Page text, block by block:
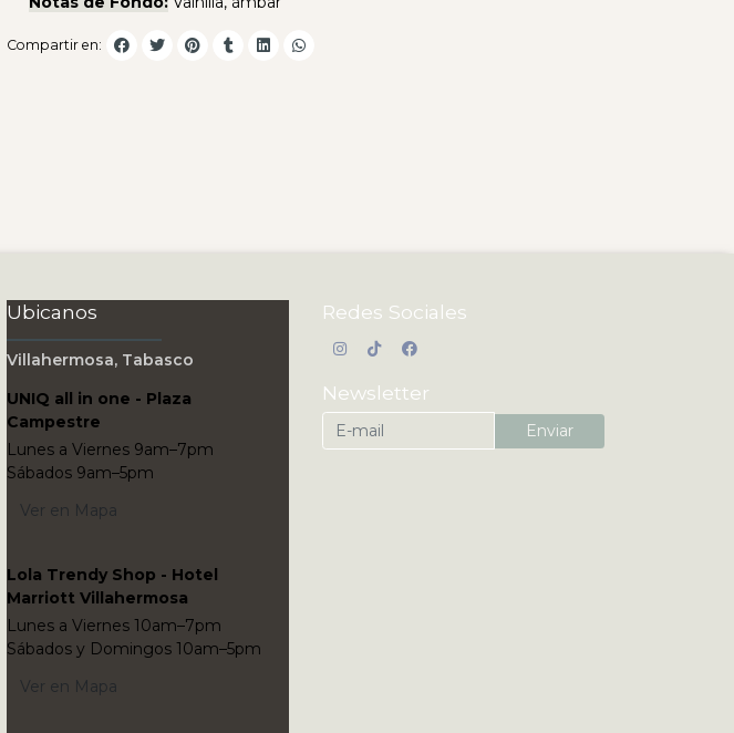
Compartir en:
Ubicanos
Villahermosa, Tabasco
UNIQ all in one - Plaza
Campestre
Lunes a Viernes 9am–7pm
Sábados 9am–5pm
Ver en Mapa
Lola Trendy Shop - Hotel
Marriott Villahermosa
Lunes a Viernes 10am–7pm
Sábados y Domingos 10am–5pm
Ver en Mapa
Redes Sociales
Newsletter
Enviar